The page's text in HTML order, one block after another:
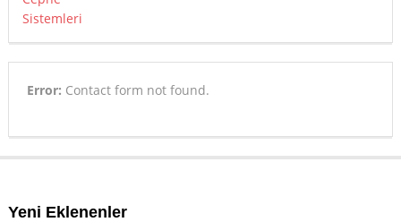
Error: Contact form not found.
Yeni Eklenenler